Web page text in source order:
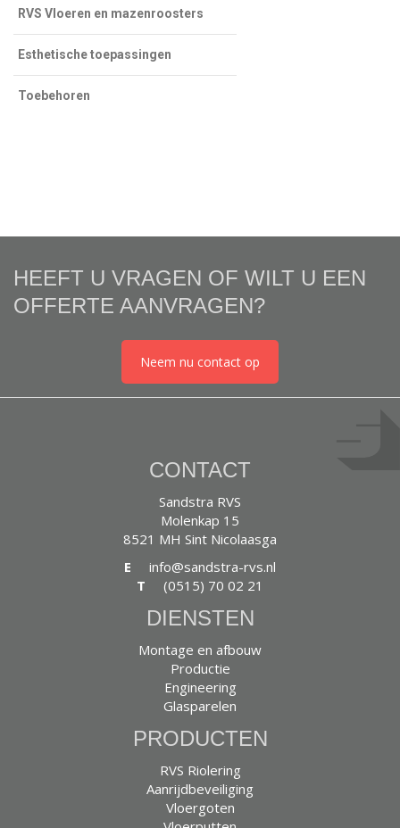
RVS Vloeren en mazenroosters
Esthetische toepassingen
Toebehoren
HEEFT U VRAGEN OF WILT U EEN
OFFERTE AANVRAGEN?
Neem nu contact op
CONTACT
Sandstra RVS
Molenkap 15
8521 MH Sint Nicolaasga
E info@sandstra-rvs.nl
T (0515) 70 02 21
DIENSTEN
Montage en afbouw
Productie
Engineering
Glasparelen
PRODUCTEN
RVS Riolering
Aanrijdbeveiliging
Vloergoten